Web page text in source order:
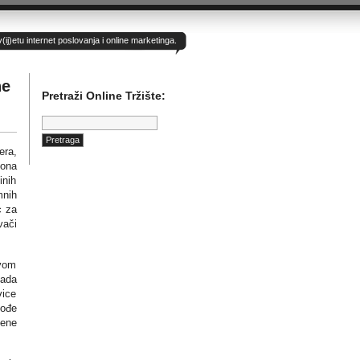
internet poslovanja i online marketinga.
za
Pretraži Online Tržište:
Pretraga: